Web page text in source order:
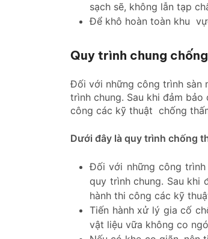
sạch sẽ, không lẫn tạp
Để khô hoàn toàn khu
Quy trình chung
Đối với những công trình sàn
trình chung. Sau khi đảm
công các kỹ thuật chống
Dưới đây là quy trình chống
Đối với những công
quy trình chung. Sau khi
hành thi công các kỹ
Tiến hành xử lý gia cố
vật liệu vữa không co